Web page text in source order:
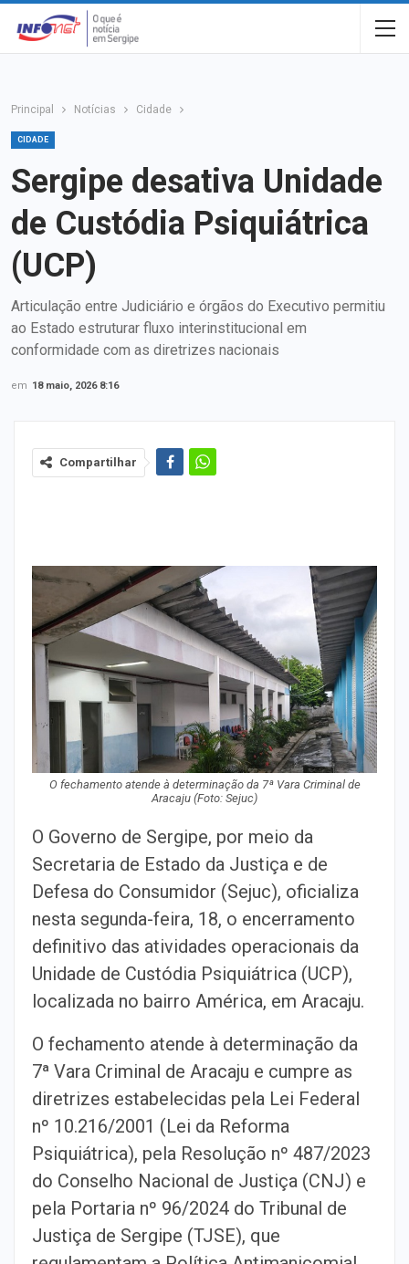
Principal Notícias Cidade
CIDADE
Sergipe desativa Unidade
de Custódia Psiquiátrica
(UCP)
Articulação entre Judiciário e órgãos do Executivo permitiu
ao Estado estruturar fluxo interinstitucional em
conformidade com as diretrizes nacionais
em 18 maio, 2026 8:16
Compartilhar
O fechamento atende à determinação da 7ª Vara Criminal de
Aracaju (Foto: Sejuc)
O Governo de Sergipe, por meio da
Secretaria de Estado da Justiça e de
Defesa do Consumidor (Sejuc), oficializa
nesta segunda-feira, 18, o encerramento
definitivo das atividades operacionais da
Unidade de Custódia Psiquiátrica (UCP),
localizada no bairro América, em Aracaju.
O fechamento atende à determinação da
7ª Vara Criminal de Aracaju e cumpre as
diretrizes estabelecidas pela Lei Federal
nº 10.216/2001 (Lei da Reforma
Psiquiátrica), pela Resolução nº 487/2023
do Conselho Nacional de Justiça (CNJ) e
pela Portaria nº 96/2024 do Tribunal de
Justiça de Sergipe (TJSE), que